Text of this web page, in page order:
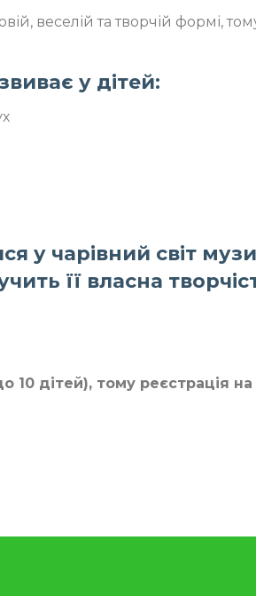
веселій та творчій формі,
у дітей:
у чарівний світ
її власна
10 дітей), тому реєстрація